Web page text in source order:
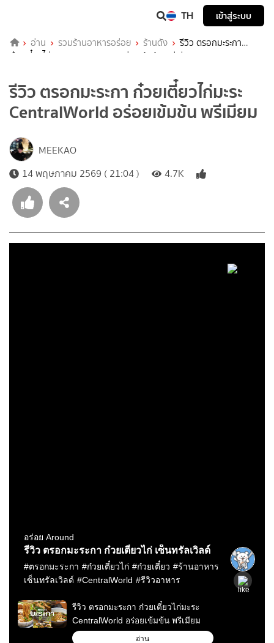
TH เข้าสู่ระบบ
อ่าน รวมร้านอาหารอร่อย ร้านดัง
รีวิว ตรอกมะระกา
ก๋วยเตี๋ยวไก่มะระ CentralWorld อร่อยเข้มข้น พรีเมียม
รีวิว ตรอกมะระกา ก๋วยเตี๋ยวไก่มะระ
CentralWorld อร่อยเข้มข้น พรีเมียม
MEEKAO
14 พฤษภาคม 2569 ( 21:04 )
4.7K